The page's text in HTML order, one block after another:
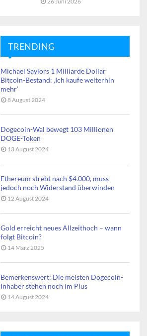
TRENDING
Michael Saylors 1 Milliarde Dollar
Bitcoin-Bestand: ‚Ich kaufe weiterhin
mehr‘
8 August 2024
Dogecoin-Wal bewegt 103 Millionen
DOGE-Token
13 August 2024
Ethereum strebt nach $4.000, muss
jedoch noch Widerstand überwinden
12 August 2024
Gold erreicht neues Allzeithoch – wann
folgt Bitcoin?
14 März 2025
Bemerkenswert: Die meisten Dogecoin-
Inhaber stehen noch im Plus
14 August 2024